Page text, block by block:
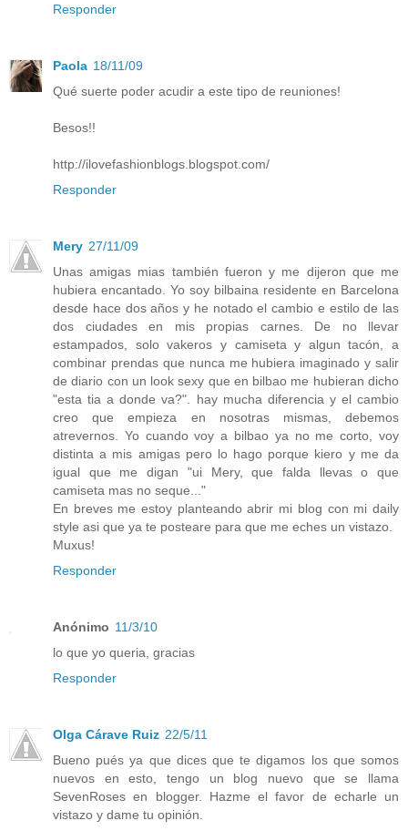
Responder
Paola 18/11/09
Qué suerte poder acudir a este tipo de reuniones!
Besos!!
http://ilovefashionblogs.blogspot.com/
Responder
Mery 27/11/09
Unas amigas mias también fueron y me dijeron que me
hubiera encantado. Yo soy bilbaina residente en Barcelona
desde hace dos años y he notado el cambio e estilo de las
dos ciudades en mis propias carnes. De no llevar
estampados, solo vakeros y camiseta y algun tacón, a
combinar prendas que nunca me hubiera imaginado y salir
de diario con un look sexy que en bilbao me hubieran dicho
"esta tia a donde va?". hay mucha diferencia y el cambio
creo que empieza en nosotras mismas, debemos
atrevernos. Yo cuando voy a bilbao ya no me corto, voy
distinta a mis amigas pero lo hago porque kiero y me da
igual que me digan "ui Mery, que falda llevas o que
camiseta mas no seque..."
En breves me estoy planteando abrir mi blog con mi daily
style asi que ya te posteare para que me eches un vistazo.
Muxus!
Responder
Anónimo 11/3/10
lo que yo queria, gracias
Responder
Olga Cárave Ruiz 22/5/11
Bueno pués ya que dices que te digamos los que somos
nuevos en esto, tengo un blog nuevo que se llama
SevenRoses en blogger. Hazme el favor de echarle un
vistazo y dame tu opinión.